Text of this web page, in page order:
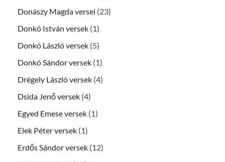
Donászy Magda versei (23)
Donkó István versek (1)
Donkó László versek (5)
Donkó Sándor versek (1)
Drégely László versek (4)
Dsida Jenő versek (4)
Egyed Emese versek (1)
Elek Péter versek (1)
Erdős Sándor versek (12)